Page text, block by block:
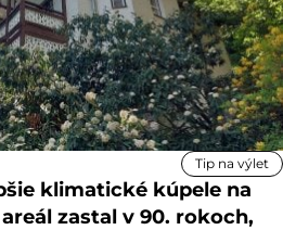
Tip na výlet
klimatické kúpele na
zastal v 90. rokoch,